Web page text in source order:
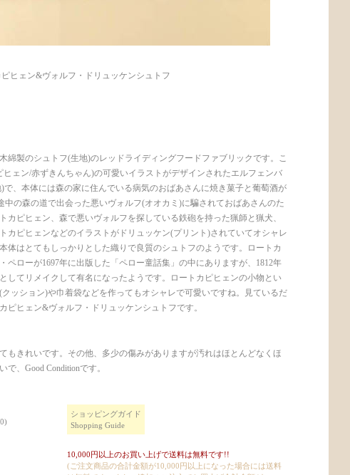
ヒェン&ヴォルフ・ドリュッケンシュトフ
綿製のシュトフ(生地)のレッドライディングフードファブリックです。こ
ヒェン/赤ずきんちゃん)の可愛いイラストがデザインされたエルフェンバ
、本体には森の家に住んでいる病気のおばあさんに焼き菓子と葡萄酒が
中の森の道で出会った悪いヴォルフ(オオカミ)に騙されておばあさんのた
カピヒェン、森で悪いヴォルフを探している鉄砲を持った猟師と猟犬、
カピヒェンなどのイラストがドリュッケン(プリント)されていてオシャレ
体はとてもしっかりとした織りで良質のシュトフのようです。ロートカ
ペローが1697年に出版した「ペロー童話集」の中にありますが、1812年
してリメイクして有名になったようです。ロートカピヒェンの小物とい
ッション)や巾着袋などを作ってもオシャレで可愛いですね。見ているだ
ピヒェン&ヴォルフ・ドリュッケンシュトフです。
もきれいです。その他、多少の傷みがありますが汚れはほとんどなくほ
、Good Conditionです。
ショッピングガイド
Shopping Guide
10,000円以上のお買い上げで送料は無料です!!
(ご注文商品の合計金額が10,000円以上になった場合には送料